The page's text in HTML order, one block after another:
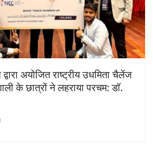
अयोजित राष्ट्रीय उधमिता चैलेंज
के छात्रों ने लहराया परचम: डॉ.